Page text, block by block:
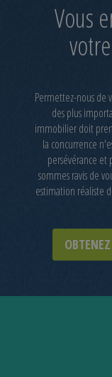
Vous
Permettez-nous de
des plus
immobilier doit
la concurrence
persévérance et
sommes ravis de
estimation réaliste